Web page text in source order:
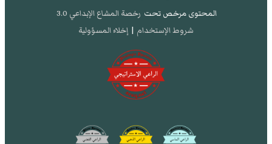
المحتوى مرخص تحت رخصة المشاع الإبداعي 3.0
شروط الإستخدام | إخلاء المسؤولية